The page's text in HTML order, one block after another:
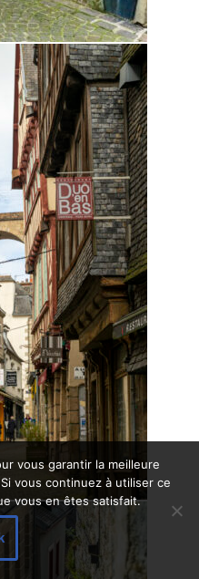
vous garantir la meilleure
vous continuez à utiliser ce
vous en êtes satisfait.